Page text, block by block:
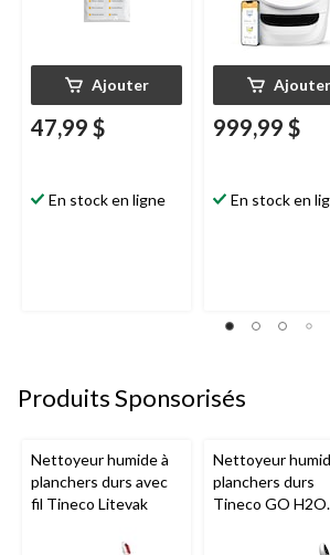
Ajouter
47,99 $
En stock en ligne
Ajouter
999,99 $
En stock en
Produits Sponsorisés
Nettoyeur humide à
planchers durs avec
fil Tineco Litevak
Nettoyeur
planchers durs
Tineco GO H2O